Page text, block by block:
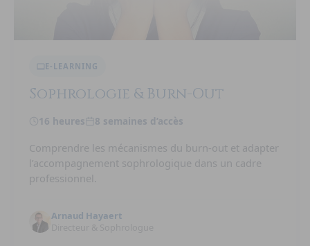
E-LEARNING
Sophrologie & Burn-Out
16 heures 8 semaines d’accès
Comprendre les mécanismes du burn-out et adapter
l’accompagnement sophrologique dans un cadre
professionnel.
Arnaud Hayaert